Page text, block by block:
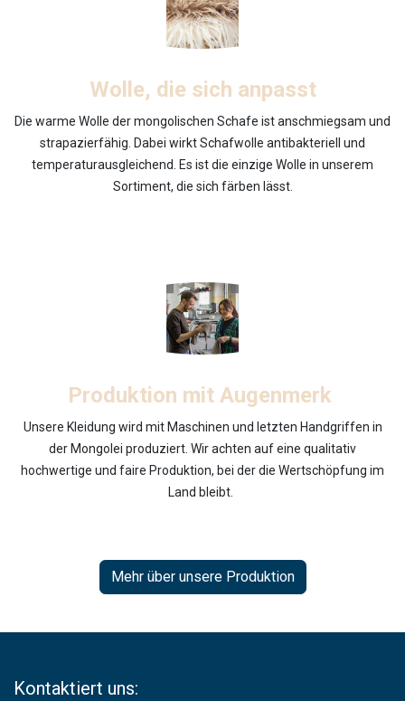
Wolle, die sich anpasst
Die warme Wolle der mongolischen Schafe ist anschmiegsam und
strapazierfähig. Dabei wirkt Schafwolle antibakteriell und
temperaturausgleichend. Es ist die einzige Wolle in unserem
Sortiment, die sich färben lässt.
Produktion mit Augenmerk
Unsere Kleidung wird mit Maschinen und letzten Handgriffen in
der Mongolei produziert. Wir achten auf eine qualitativ
hochwertige und faire Produktion, bei der die Wertschöpfung im
Land bleibt.
Mehr über unsere Produktion
Kontaktiert uns: